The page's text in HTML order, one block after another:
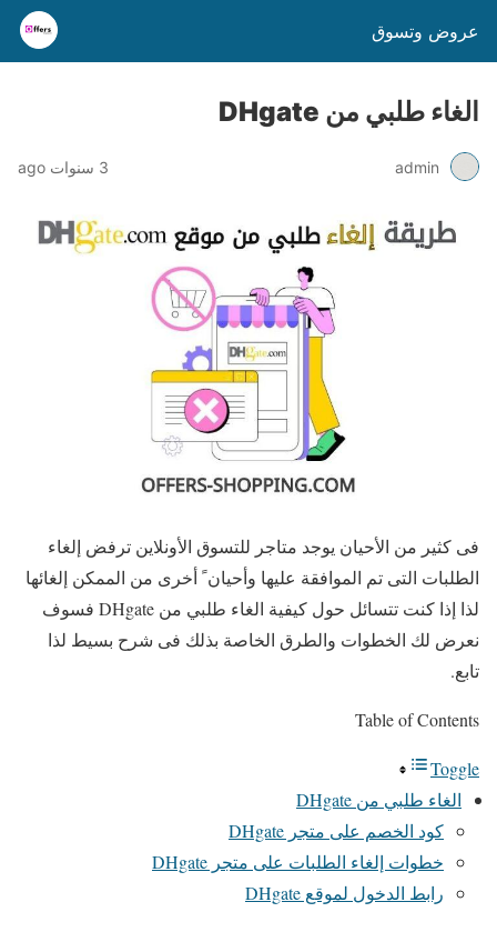
عروض وتسوق
الغاء طلبي من DHgate
admin 3 سنوات ago
فى كثير من الأحيان يوجد متاجر للتسوق الأونلاين ترفض إلغاء
الطلبات التى تم الموافقة عليها وأحيان ً أخرى من الممكن إلغائها
لذا إذا كنت تتسائل حول كيفية الغاء طلبي من DHgate فسوف
نعرض لك الخطوات والطرق الخاصة بذلك فى شرح بسيط لذا
تابع.
Table of Contents
Toggle
الغاء طلبي من DHgate
كود الخصم على متجر DHgate
خطوات إلغاء الطلبات على متجر DHgate
رابط الدخول لموقع DHgate